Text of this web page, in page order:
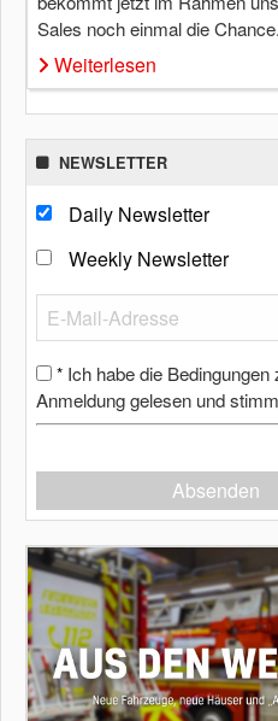
Sales noch einmal die Chance.
Weiterlesen
NEWSLETTER
Daily Newsletter
Weekly Newsletter
* Ich habe die
Anmeldung gelesen und
Absenden